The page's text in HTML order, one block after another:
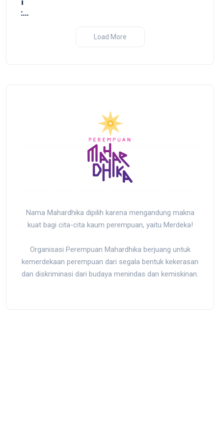
Load More
Nama Mahardhika dipilih karena mengandung makna
kuat bagi cita-cita kaum perempuan, yaitu Merdeka!
Organisasi Perempuan Mahardhika berjuang untuk
kemerdekaan perempuan dari segala bentuk kekerasan
dan diskriminasi dari budaya menindas dan kemiskinan.